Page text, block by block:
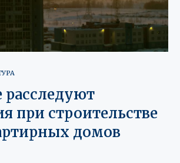
расследуют
при строительстве
домов